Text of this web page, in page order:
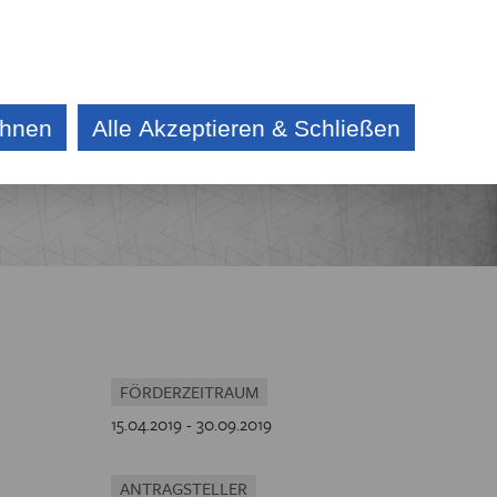
AKTUELLES AUSSCHREIBUNG
FÖRDERZEITRAUM
15.04.2019 - 30.09.2019
ANTRAGSTELLER
Alle Akzeptieren & Schließen